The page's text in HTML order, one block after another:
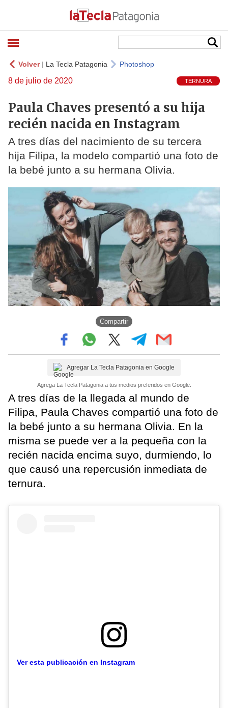
Volver| La Tecla Patagonia Photoshop
8 de julio de 2020 TERNURA
Paula Chaves presentó a su hija
recién nacida en Instagram
A tres días del nacimiento de su tercera
hija Filipa, la modelo compartió una foto de
la bebé junto a su hermana Olivia.
Compartir
Agregar La Tecla Patagonia en Google
Agrega La Tecla Patagonia a tus medios preferidos en Google.
A tres días de la llegada al mundo de
Filipa, Paula Chaves compartió una foto de
la bebé junto a su hermana Olivia. En la
misma se puede ver a la pequeña con la
recién nacida encima suyo, durmiendo, lo
que causó una repercusión inmediata de
ternura.
Ver esta publicación en Instagram